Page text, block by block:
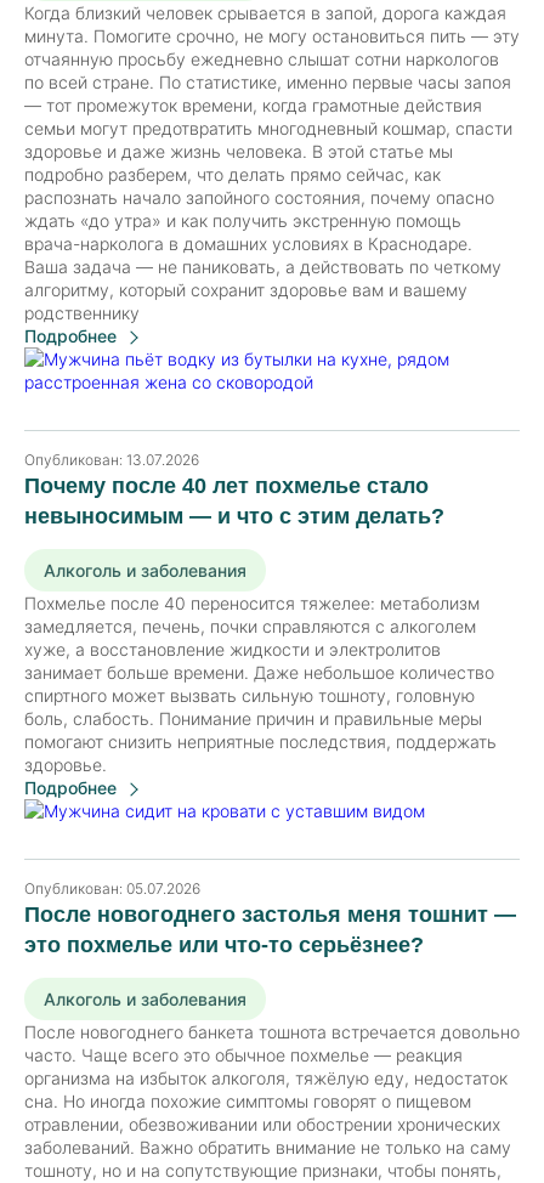
Когда близкий человек срывается в запой, дорога каждая
минута. Помогите срочно, не могу остановиться пить — эту
отчаянную просьбу ежедневно слышат сотни наркологов
по всей стране. По статистике, именно первые часы запоя
— тот промежуток времени, когда грамотные действия
семьи могут предотвратить многодневный кошмар, спасти
здоровье и даже жизнь человека. В этой статье мы
подробно разберем, что делать прямо сейчас, как
распознать начало запойного состояния, почему опасно
ждать «до утра» и как получить экстренную помощь
врача-нарколога в домашних условиях в Краснодаре.
Ваша задача — не паниковать, а действовать по четкому
алгоритму, который сохранит здоровье вам и вашему
родственнику
Подробнее
Почему после 40 лет похмелье стало
невыносимым — и что с этим делать?
Опубликован: 13.07.2026
Алкоголь и заболевания
Похмелье после 40 переносится тяжелее: метаболизм
замедляется, печень, почки справляются с алкоголем
хуже, а восстановление жидкости и электролитов
занимает больше времени. Даже небольшое количество
спиртного может вызвать сильную тошноту, головную
боль, слабость. Понимание причин и правильные меры
помогают снизить неприятные последствия, поддержать
здоровье.
Подробнее
После новогоднего застолья меня тошнит —
это похмелье или что-то серьёзнее?
Опубликован: 05.07.2026
Алкоголь и заболевания
После новогоднего банкета тошнота встречается довольно
часто. Чаще всего это обычное похмелье — реакция
организма на избыток алкоголя, тяжёлую еду, недостаток
сна. Но иногда похожие симптомы говорят о пищевом
отравлении, обезвоживании или обострении хронических
заболеваний. Важно обратить внимание не только на саму
тошноту, но и на сопутствующие признаки, чтобы понять,